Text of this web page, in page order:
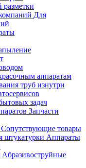
Для
аппаратам
труб изнутри
задач
Запчасти
Сопутствующие товары
Аппараты
Aбразивоструйные